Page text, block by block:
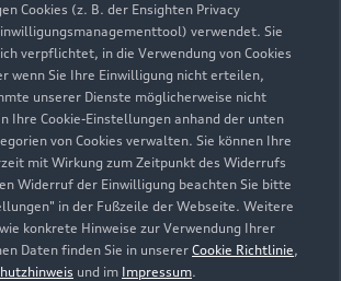
Cookies (z. B. der Ensighten Privacy
verwendet. Sie
verpflichtet, in die Verwendung von Cookies
wenn Sie Ihre Einwilligung nicht erteilen,
unserer Dienste möglicherweise nicht
Ihre Cookie-Einstellungen anhand der unten
von Cookies verwalten. Sie können Ihre
mit Wirkung zum Zeitpunkt des Widerrufs
Widerruf der Einwilligung beachten Sie bitte
in der Fußzeile der Webseite. Weitere
konkrete Hinweise zur Verwendung Ihrer
Daten finden Sie in unserer Cookie Richtlinie,
und im Impressum.
2
gruppe.de
herunterladen